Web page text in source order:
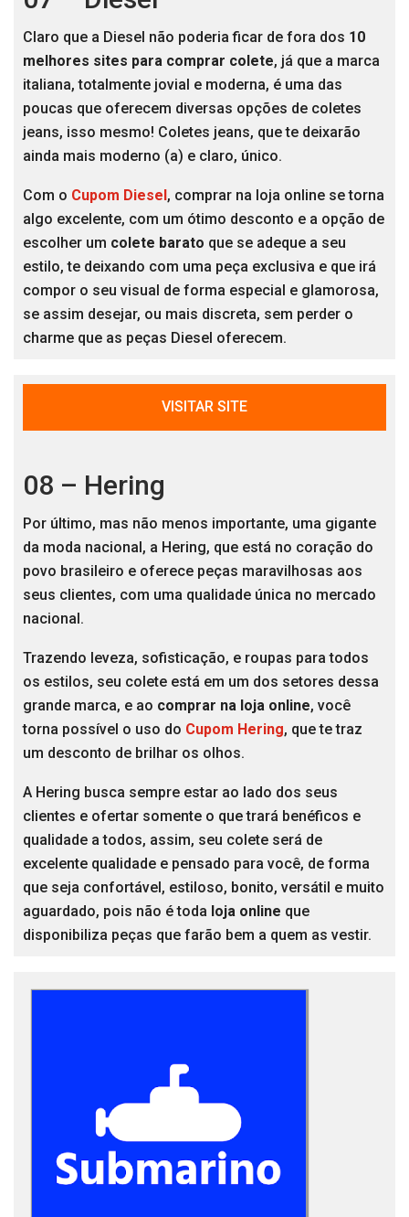
Claro que a Diesel não poderia ficar de fora dos 10
melhores sites para comprar colete, já que a marca
italiana, totalmente jovial e moderna, é uma das
poucas que oferecem diversas opções de coletes
jeans, isso mesmo! Coletes jeans, que te deixarão
ainda mais moderno (a) e claro, único.
Com o Cupom Diesel, comprar na loja online se torna
algo excelente, com um ótimo desconto e a opção de
escolher um colete barato que se adeque a seu
estilo, te deixando com uma peça exclusiva e que irá
compor o seu visual de forma especial e glamorosa,
se assim desejar, ou mais discreta, sem perder o
charme que as peças Diesel oferecem.
VISITAR SITE
08 – Hering
Por último, mas não menos importante, uma gigante
da moda nacional, a Hering, que está no coração do
povo brasileiro e oferece peças maravilhosas aos
seus clientes, com uma qualidade única no mercado
nacional.
Trazendo leveza, sofisticação, e roupas para todos
os estilos, seu colete está em um dos setores dessa
grande marca, e ao comprar na loja online, você
torna possível o uso do Cupom Hering, que te traz
um desconto de brilhar os olhos.
A Hering busca sempre estar ao lado dos seus
clientes e ofertar somente o que trará benéficos e
qualidade a todos, assim, seu colete será de
excelente qualidade e pensado para você, de forma
que seja confortável, estiloso, bonito, versátil e muito
aguardado, pois não é toda loja online que
disponibiliza peças que farão bem a quem as vestir.